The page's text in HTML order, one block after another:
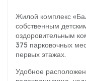
Жилой комплекс
собственным
оздоровительным
375 парковочных
первых этажах.
Удобное